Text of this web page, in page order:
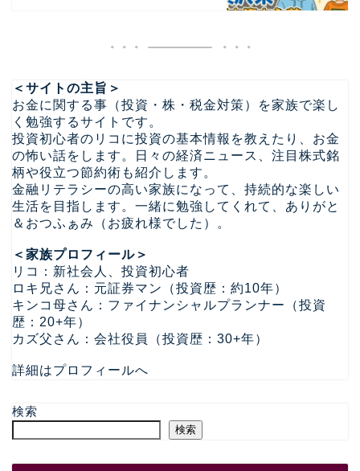
＜サイトの主旨＞
お金に関する事（投資・株・税金対策）を家族で楽し
く勉強するサイトです。
投資初心者のリコに投資の基本情報を教えたり、お金
の怖い話をします。日々の経済ニュース、注目株式銘
柄や役立つ節約術も紹介します。
金融リテラシーの高い家族になって、持続的な楽しい
生活を目指します。一緒に勉強してくれて、ありがと
＆おつふぁみ（お疲れ様でした）。
＜家族プロフィール＞
リコ：新社会人、投資初心者
ロキ兄さん：元証券マン（投資歴：約10年）
キンコ母さん：ファイナンシャルプランナー（投資
歴：20+年）
カズ父さん：会社役員（投資歴：30+年）
詳細はプロフィールへ
検索
検索